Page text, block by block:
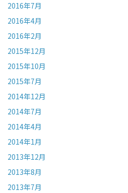
2016年7月
2016年4月
2016年2月
2015年12月
2015年10月
2015年7月
2014年12月
2014年7月
2014年4月
2014年1月
2013年12月
2013年8月
2013年7月